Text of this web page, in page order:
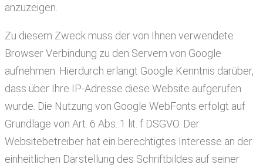
anzuzeigen.
Zu diesem Zweck muss der von Ihnen verwendete
Browser Verbindung zu den Servern von Google
aufnehmen. Hierdurch erlangt Google Kenntnis darüber,
dass über Ihre IP-Adresse diese Website aufgerufen
wurde. Die Nutzung von Google WebFonts erfolgt auf
Grundlage von Art. 6 Abs. 1 lit. f DSGVO. Der
Websitebetreiber hat ein berechtigtes Interesse an der
einheitlichen Darstellung des Schriftbildes auf seiner